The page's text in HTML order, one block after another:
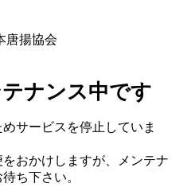
ナンス中です
サービスを停止していま
おかけしますが、メンテナ
ち下さい。